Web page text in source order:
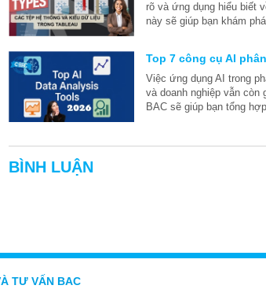
rõ và ứng dụng hiểu biết
này sẽ giúp bạn khám
Top 7 công cụ AI
Việc ứng dụng AI trong
và doanh nghiệp vẫn
BAC sẽ giúp bạn tổng
BÌNH LUẬN
TƯ VẤN BAC